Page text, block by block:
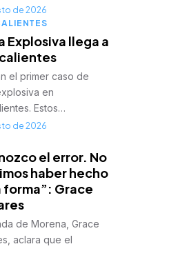
de 2026
Explosiva llega a
el primer caso de
en
Estos…
de 2026
el error. No
haber hecho
forma”: Grace
de Morena, Grace
aclara que el